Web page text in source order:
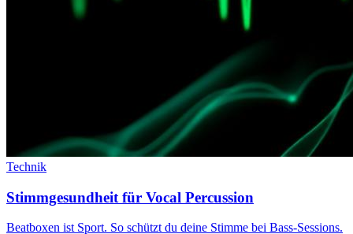
Technik
Stimmgesundheit für Vocal Percussion
Beatboxen ist Sport. So schützt du deine Stimme bei Bass-Sessions.